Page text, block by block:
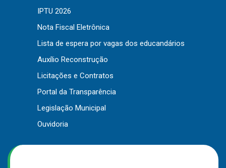
IPTU 2026
Nota Fiscal Eletrônica
Lista de espera por vagas dos educandários
Auxílio Reconstrução
Licitações e Contratos
Portal da Transparência
Legislação Municipal
Ouvidoria